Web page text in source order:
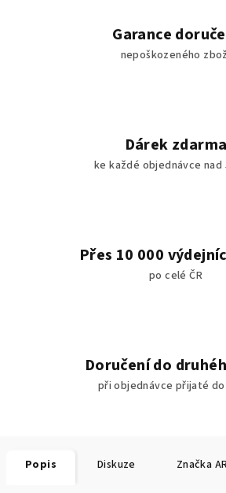
Garance
nepoškozeného
Dárek zdarma
ke každé objednávce nad
Přes 10 000
po celé ČR
Doručení do
při objednávce přijaté do
Popis Diskuze Značka